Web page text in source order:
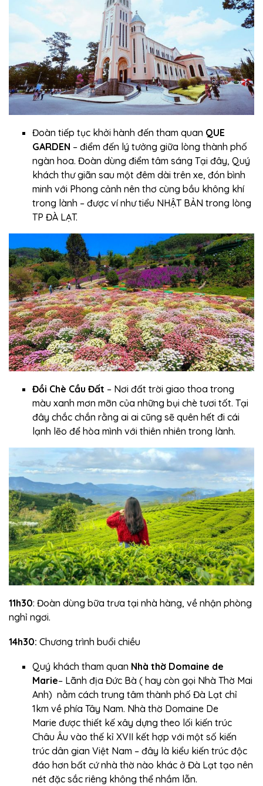
Đoàn tiếp tục khởi hành đến tham quan QUE
GARDEN – điểm đến lý tưởng giữa lòng thành phố
ngàn hoa. Đoàn dùng điểm tâm sáng Tại đây, Quý
khách thư giãn sau một đêm dài trên xe, đón bình
minh với Phong cảnh nên thơ cùng bầu không khí
trong lành – được ví như tiểu NHẬT BẢN trong lòng
TP ĐÀ LẠT.
Đồi Chè Cầu Đất – Nơi đất trời giao thoa trong
màu xanh mơn mỡn của những bụi chè tươi tốt. Tại
đây chắc chắn rằng ai ai cũng sẽ quên hết đi cái
lạnh lẽo để hòa mình với thiên nhiên trong lành.
11h30: Đoàn dùng bữa trưa tại nhà hàng, về nhận phòng
nghỉ ngơi.
14h30: Chương trình buổi chiều
Quý khách tham quan Nhà thờ Domaine de
Marie– Lãnh địa Đức Bà ( hay còn gọi Nhà Thờ Mai
Anh) nằm cách trung tâm thành phố Đà Lạt chỉ
1km về phía Tây Nam. Nhà thờ Domaine De
Marie được thiết kế xây dựng theo lối kiến trúc
Châu Âu vào thế kỉ XVII kết hợp với một số kiến
trúc dân gian Việt Nam – đây là kiểu kiến trúc độc
đáo hơn bất cứ nhà thờ nào khác ở Đà Lạt tạo nên
nét đặc sắc riêng không thể nhầm lẫn.